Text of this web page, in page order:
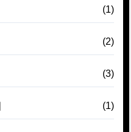
(1)
(2)
(3)
(1)